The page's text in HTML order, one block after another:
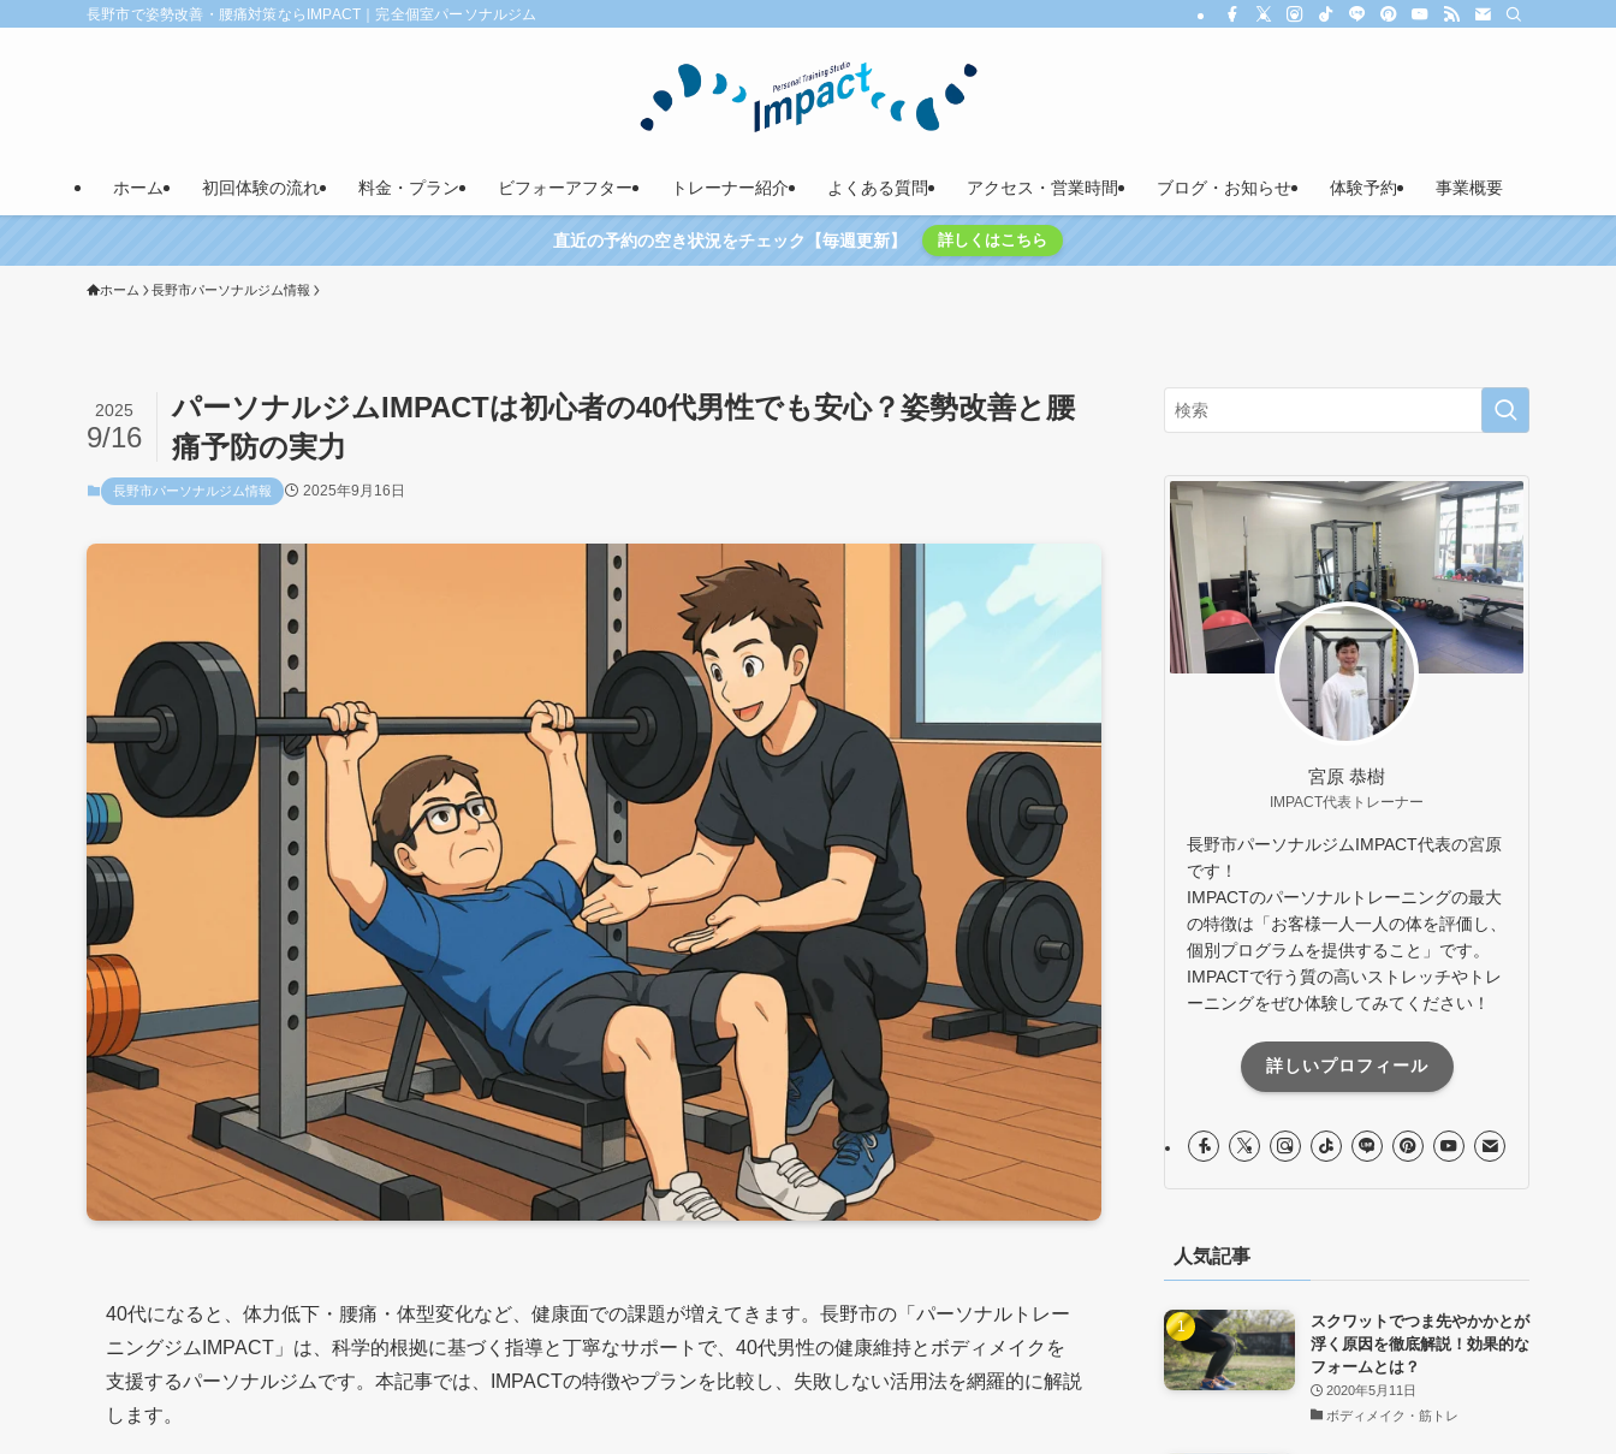
長野市で姿勢改善・腰痛対策ならIMPACT｜完全個室パーソナルジム
ホーム 初回体験の流れ 料金・プラン ビフォーアフター トレーナー紹介 よくある質問 アクセス・営業時間 ブログ・お知らせ 体験予約 事業概要
直近の予約の空き状況をチェック【毎週更新】 詳しくはこちら
ホーム 長野市パーソナルジム情報
パーソナルジムIMPACTは初心者の40代男性でも安心？姿勢改善と腰
痛予防の実力
2025
9/16
長野市パーソナルジム情報 2025年9月16日
40代になると、体力低下・腰痛・体型変化など、健康面での課題が増えてきます。長野市の「パーソナルトレー
ニングジムIMPACT」は、科学的根拠に基づく指導と丁寧なサポートで、40代男性の健康維持とボディメイクを
支援するパーソナルジムです。本記事では、IMPACTの特徴やプランを比較し、失敗しない活用法を網羅的に解説
します。
宮原 恭樹
IMPACT代表トレーナー
長野市パーソナルジムIMPACT代表の宮原
です！
IMPACTのパーソナルトレーニングの最大
の特徴は「お客様一人一人の体を評価し、
個別プログラムを提供すること」です。
IMPACTで行う質の高いストレッチやトレ
ーニングをぜひ体験してみてください！
詳しいプロフィール
人気記事
スクワットでつま先やかかとが
浮く原因を徹底解説！効果的な
フォームとは？
2020年5月11日
ボディメイク・筋トレ